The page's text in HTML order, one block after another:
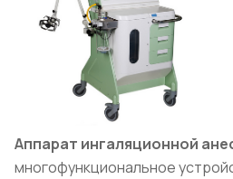
Аппарат ингаляционной
многофункциональное